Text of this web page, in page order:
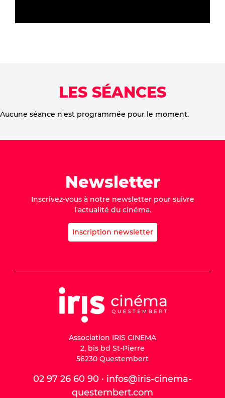
LES SÉANCES
Aucune séance n'est programmée pour le moment.
Newsletter
Inscrivez-vous à notre newsletter pour suivre
l'actualité du cinéma.
Inscription newsletter
Association IRIS CINEMA
2, bis bd St-Pierre
56230 Questembert
02 97 26 60 90 · infos@iris-cinema-
questembert.com